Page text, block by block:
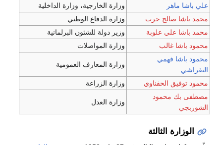
وزارة الخارجية، وزارة الداخلية
صالح حرب
وزارة الدفاع الوطني
علي علوبة
وزير دولة للشئون البرلمانية
غالب
وزارة المواصلات
فهمي
وزارة المعارف العمومية
الحفناوي
وزارة الزراعة
محمود
وزارة العدل
الثالثة